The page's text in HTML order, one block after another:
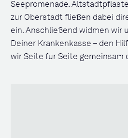
Seepromenade.
zur Oberstadt fließen dabei
ein. Anschließend widmen wir
Deiner Krankenkasse – den
wir Seite für Seite gemeinsam